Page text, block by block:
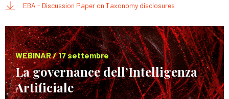
EBA - Discussion Paper on Taxonomy disclosures
WEBINAR / 17 settembre
La governance dell’Intelligenza
Artificiale